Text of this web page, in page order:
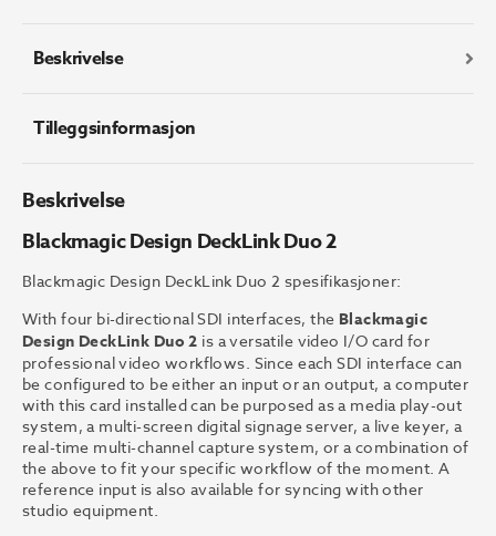
Beskrivelse
Tilleggsinformasjon
Beskrivelse
Blackmagic Design DeckLink Duo 2
Blackmagic Design DeckLink Duo 2 spesifikasjoner:
With four bi-directional SDI interfaces, the Blackmagic
Design DeckLink Duo 2 is a versatile video I/O card for
professional video workflows. Since each SDI interface can
be configured to be either an input or an output, a computer
with this card installed can be purposed as a media play-out
system, a multi-screen digital signage server, a live keyer, a
real-time multi-channel capture system, or a combination of
the above to fit your specific workflow of the moment. A
reference input is also available for syncing with other
studio equipment.